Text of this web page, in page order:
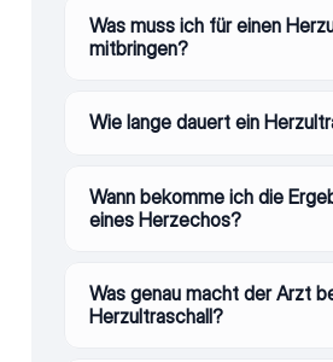
Was muss ich für einen
mitbringen?
Wie lange dauert ein
Wann bekomme ich die
eines Herzechos?
Was genau macht der Arzt
Herzultraschall?